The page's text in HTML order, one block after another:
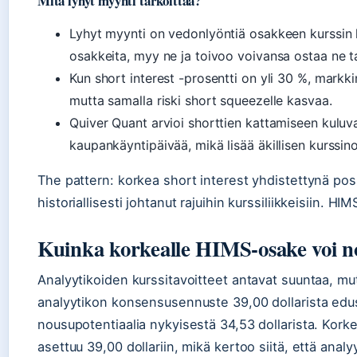
Lyhyt myynti on vedonlyöntiä osakkeen
osakkeita, myy ne ja toivoo voivansa ostaa ne
Kun short interest -prosentti on yli 30 %,
mutta samalla riski short squeezelle kasvaa.
Quiver Quant arvioi shorttien kattamiseen
kaupankäyntipäivää, mikä lisää äkillisen
The pattern: korkea short interest yhdistettynä
historiallisesti johtanut rajuihin kurssiliikkeisiin.
Kuinka korkealle HIMS-osake voi
Analyytikoiden kurssitavoitteet antavat suuntaa,
analyytikon konsensusennuste 39,00 dollarista
nousupotentiaalia nykyisestä 34,53 dollarista.
asettuu 39,00 dollariin, mikä kertoo siitä, että